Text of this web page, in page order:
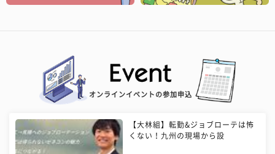
オンラインイベントの参加申込
【大林組】転勤&ジョブローテは怖
くない！九州の現場から設